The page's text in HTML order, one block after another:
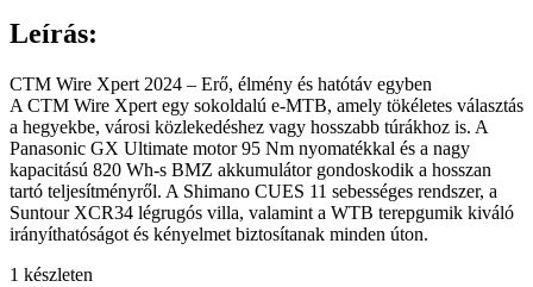
Leírás:
CTM Wire Xpert 2024 – Erő, élmény és hatótáv egyben
A CTM Wire Xpert egy sokoldalú e-MTB, amely tökéletes választás
a hegyekbe, városi közlekedéshez vagy hosszabb túrákhoz is. A
Panasonic GX Ultimate motor 95 Nm nyomatékkal és a nagy
kapacitású 820 Wh-s BMZ akkumulátor gondoskodik a hosszan
tartó teljesítményről. A Shimano CUES 11 sebességes rendszer, a
Suntour XCR34 légrugós villa, valamint a WTB terepgumik kiváló
irányíthatóságot és kényelmet biztosítanak minden úton.
1 készleten